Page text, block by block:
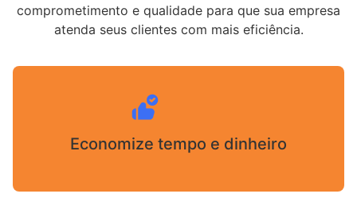
comprometimento e qualidade para que sua empresa
atenda seus clientes com mais eficiência.
Economize tempo e dinheiro